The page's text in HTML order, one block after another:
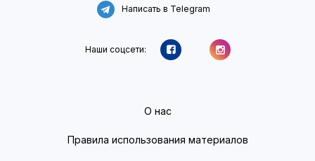
Написать в Telegram
Наши соцсети:
О нас
Правила использования материалов